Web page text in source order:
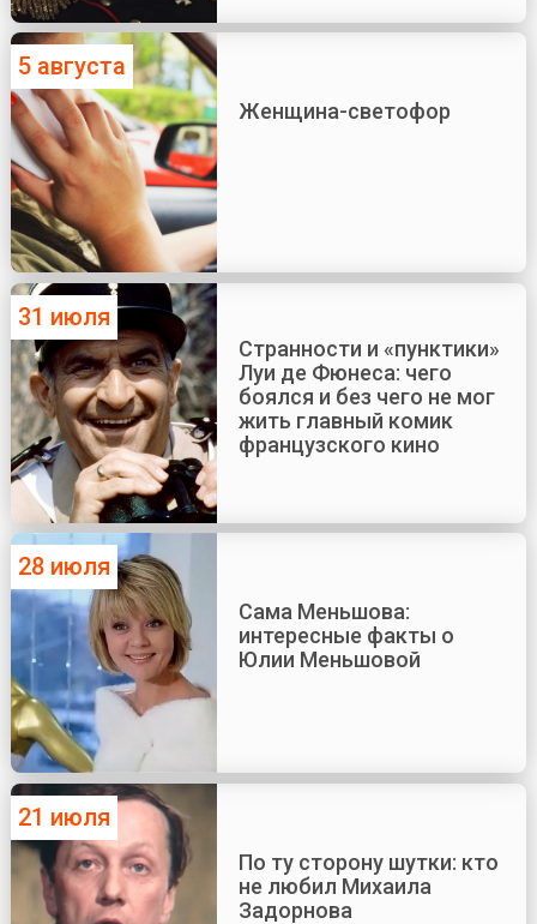
5 августа
Женщина-светофор
31 июля
Странности и «пунктики»
Луи де Фюнеса: чего
боялся и без чего не мог
жить главный комик
французского кино
28 июля
Сама Меньшова:
интересные факты о
Юлии Меньшовой
21 июля
По ту сторону шутки: кто
не любил Михаила
Задорнова